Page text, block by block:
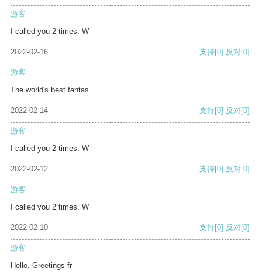
游客
I called you 2 times. W
2022-02-16 支持[0] 反对[0]
游客
The world's best fantas
2022-02-14 支持[0] 反对[0]
游客
I called you 2 times. W
2022-02-12 支持[0] 反对[0]
游客
I called you 2 times. W
2022-02-10 支持[0] 反对[0]
游客
Hello, Greetings fr